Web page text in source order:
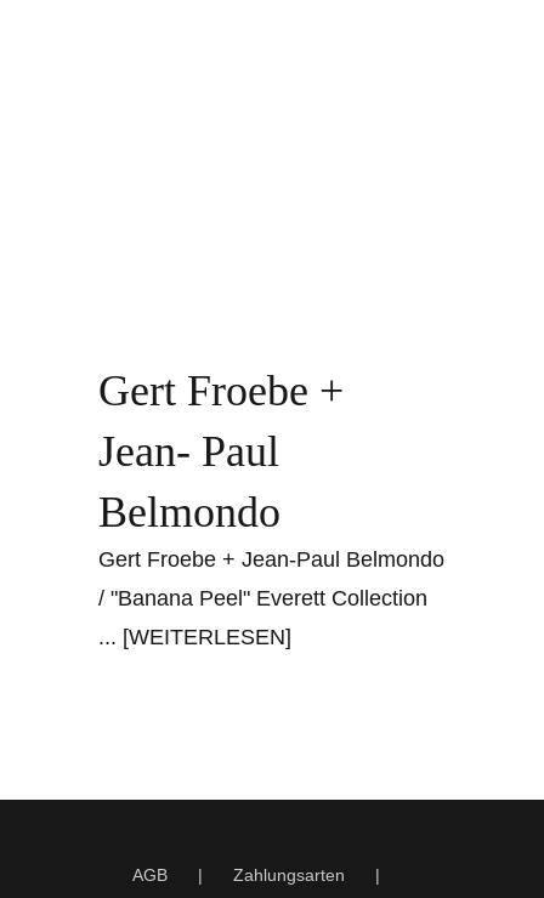
Gert Froebe +
Jean- Paul
Belmondo
Gert Froebe + Jean-Paul Belmondo
/ "Banana Peel" Everett Collection
... [WEITERLESEN]
AGB Zahlungsarten